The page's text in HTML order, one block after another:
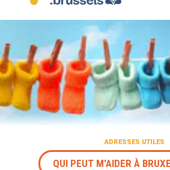
ADRESSES UTILES
QUI PEUT M'AIDER À